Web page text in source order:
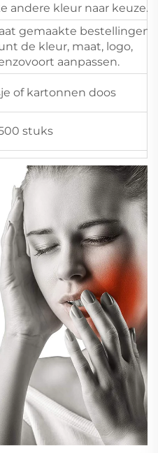
andere kleur naar keuze.
gemaakte bestellingen
de kleur, maat, logo,
aanpassen.
of kartonnen doos
stuks